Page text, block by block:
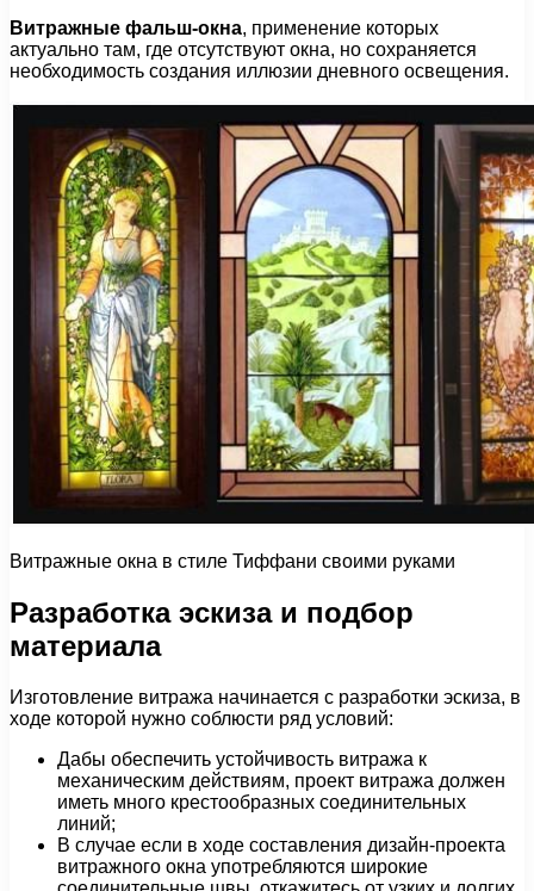
Витражные фальш-окна, применение которых
актуально там, где отсутствуют окна, но сохраняется
необходимость создания иллюзии дневного освещения.
Витражные окна в стиле Тиффани своими руками
Разработка эскиза и подбор
материала
Изготовление витража начинается с разработки эскиза, в
ходе которой нужно соблюсти ряд условий:
Дабы обеспечить устойчивость витража к
механическим действиям, проект витража должен
иметь много крестообразных соединительных
линий;
В случае если в ходе составления дизайн-проекта
витражного окна употребляются широкие